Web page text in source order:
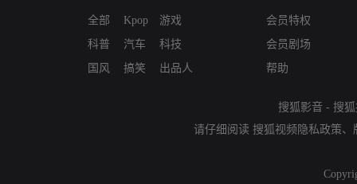
全部
科普
国风
Kpop
汽车
搞笑
游戏
科技
出品人
会员特权
会员剧场
帮助
搜狐影音 - 搜
请仔细阅读 搜狐视频隐私政策、